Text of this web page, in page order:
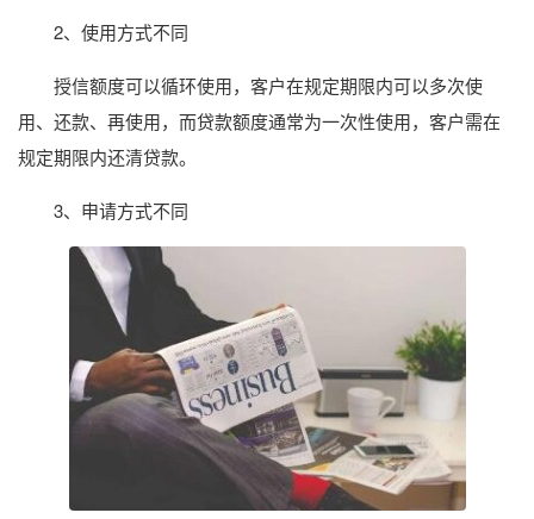
2、使用方式不同
授信额度可以循环使用，客户在规定期限内可以多次使
用、还款、再使用，而贷款额度通常为一次性使用，客户需在
规定期限内还清贷款。
3、申请方式不同